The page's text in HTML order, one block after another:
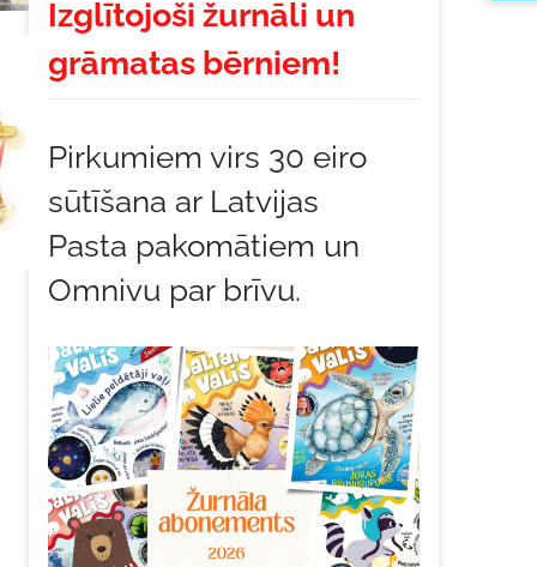
Izglītojoši žurnāli un
grāmatas bērniem!
Pirkumiem virs 30 eiro
sūtīšana ar Latvijas
Pasta pakomātiem un
Omnivu par brīvu.